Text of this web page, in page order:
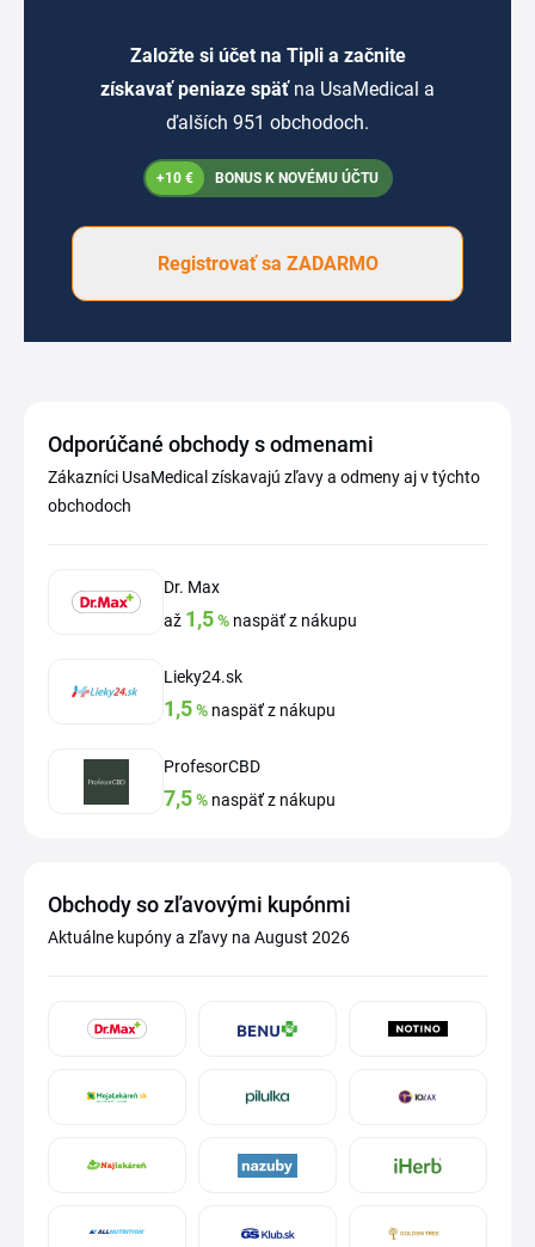
Založte si účet na Tipli a začnite
získavať peniaze späť na UsaMedical a
ďalších 951 obchodoch.
+10 € BONUS K NOVÉMU ÚČTU
Registrovať sa ZADARMO
Odporúčané obchody s odmenami
Zákazníci UsaMedical získavajú zľavy a odmeny aj v týchto
obchodoch
Dr. Max
až 1,5% naspäť z nákupu
Lieky24.sk
1,5% naspäť z nákupu
ProfesorCBD
7,5% naspäť z nákupu
Obchody so zľavovými kupónmi
Aktuálne kupóny a zľavy na August 2026